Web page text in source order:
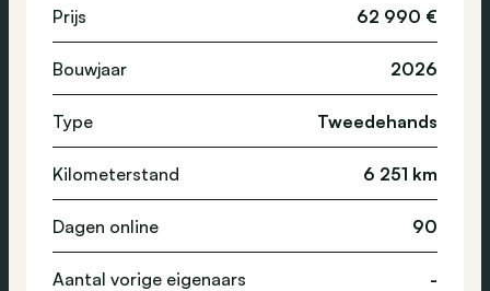
Prijs 62 990 €
Bouwjaar 2026
Type Tweedehands
Kilometerstand 6 251 km
Dagen online 90
Aantal vorige eigenaars -